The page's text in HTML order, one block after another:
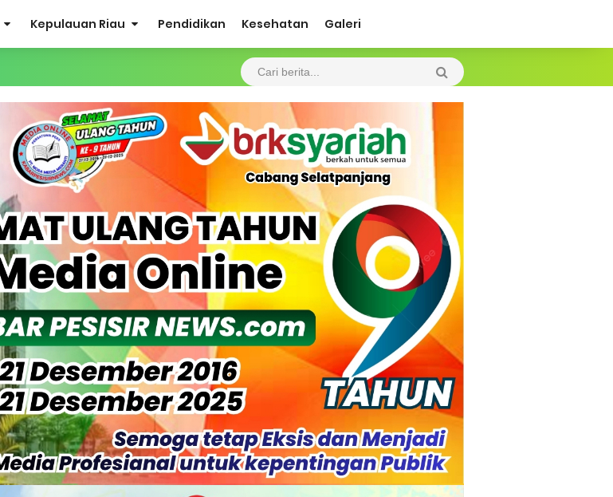
Kepulauan Riau Pendidikan Kesehatan Galeri
Forkopimcam Perkuat Kesiapsiagaan Cegah Kebakaran
1) Resmi Terpilih Pimpin Lembaga Adat
Merah Putih Presisi Polda Riau.
Pemadaman Secara Bergilir, Mesin 600 kW Diharapkan Jadi Solusi.
Timah Rakyat: Jangan Hanya di Laut yang Beroperasi, Tambang Timah di Darat
UP3 Rengat Bersama PW IWO Riau Ulurkan Tangan Kemanusiaan
Pelaksanaan Program Jaminan Sosial Ketenagakerjaan Diperkuat
Layangkan Surat Konfirmasi ke PT Arara Abadi.
Putih
Jalur Lembah Anai dan Malalak